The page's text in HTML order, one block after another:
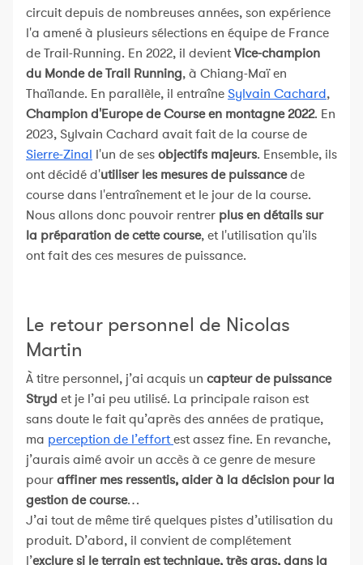
circuit depuis de nombreuses années, son expérience
l'a amené à plusieurs sélections en équipe de France
de Trail-Running. En 2022, il devientVice-champion
du Monde de Trail Running, à Chiang-Maï en
Thaïlande. En parallèle, il entraîneSylvain Cachard,
Champion d'Europe de Course en montagne 2022. En
2023, Sylvain Cachard avait fait de la course de
Sierre-Zinal l'un de sesobjectifs majeurs. Ensemble, ils
ont décidé d'utiliser les mesures de puissancede
course dans l'entraînement et le jour de la course.
Nous allons donc pouvoir rentrer plus en détails sur
la préparation de cette course, et l'utilisation qu'ils
ont fait des ces mesures de puissance.
Le retour personnel de Nicolas
Martin
À titre personnel, j’ai acquis un capteur de puissance
Stryd et je l’ai peu utilisé. La principale raison est
sans doute le fait qu’après des années de pratique,
ma perception de l’effortest assez fine. En revanche,
j’aurais aimé avoir un accès à ce genre de mesure
pouraffiner mes ressentis, aider à la décision pour la
gestion de course…
J’ai tout de même tiré quelques pistes d’utilisation du
produit. D’abord, il convient de complétement
l’exclure si le terrain est technique, très gras, dans la